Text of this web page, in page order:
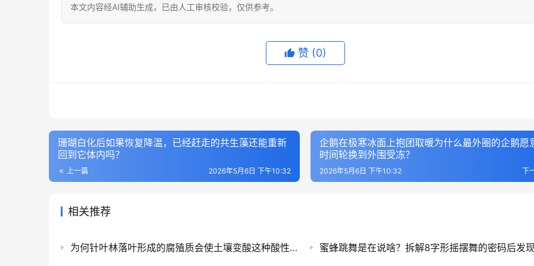
本文内容经AI辅助生成，已由人工审核校验，仅供参考。
赞 (0)
珊瑚白化后如果恢复降温，已经赶走的共生藻还能重新
回到它体内吗？
上一篇 2026年5月6日 下午10:32
企鹅在极寒冰面上抱团取暖为什么最外圈的企鹅愿
时间轮换到外围受冻？
下
2026年5月6日 下午10:32
相关推荐
为何针叶林落叶形成的腐殖质会使土壤变酸这种酸性环境对哪些植物有益？